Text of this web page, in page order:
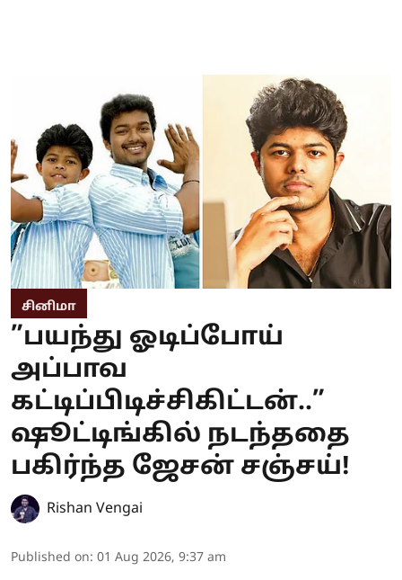
சினிமா
”பயந்து ஓடிப்போய்
அப்பாவ
கட்டிப்பிடிச்சிகிட்டன்..”
ஷூட்டிங்கில் நடந்ததை
பகிர்ந்த ஜேசன் சஞ்சய்!
Rishan Vengai
Published on: 01 Aug 2026, 9:37 am